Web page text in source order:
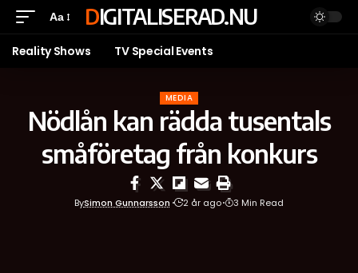
Aa DIGITALISERAD.NU
Reality Shows TV Special Events
MEDIA
Nödlån kan rädda tusentals
småföretag från konkurs
BySimon Gunnarsson 2 år ago 3 Min Read